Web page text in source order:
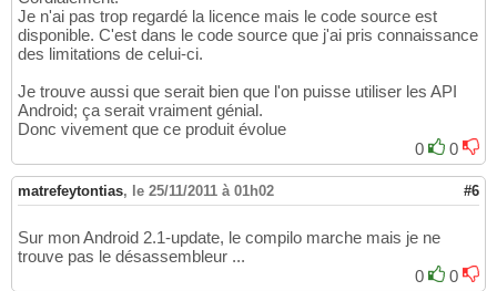
Je n'ai pas trop regardé la licence mais le code source est
disponible. C'est dans le code source que j'ai pris connaissance
des limitations de celui-ci.
Je trouve aussi que serait bien que l'on puisse utiliser les API
Android; ça serait vraiment génial.
Donc vivement que ce produit évolue
0
0
matrefeytontias, le 25/11/2011 à 01h02 #6
Sur mon Android 2.1-update, le compilo marche mais je ne
trouve pas le désassembleur ...
0
0